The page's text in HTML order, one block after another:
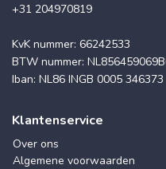
+31 204970819
KvK nummer: 66242533
BTW nummer:
Iban: NL86 INGB 0005 346373
Klantenservice
Over ons
Algemene voorwaarden